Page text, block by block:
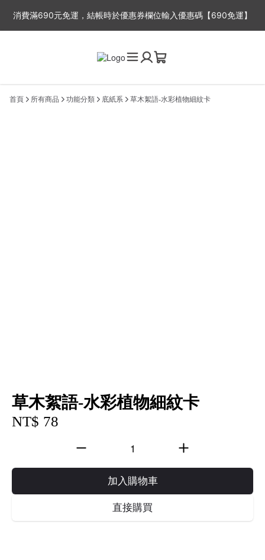
消費滿690元免運，結帳時於優惠券欄位輸入優惠碼【690免運】
2-3工作天出貨，抱歉無法指定出貨時間喔~
首頁 所有商品 功能分類 底紙系 草木絮語-水彩植物細紋卡
草木絮語-水彩植物細紋卡
NT$ 78
加入購物車
直接購買